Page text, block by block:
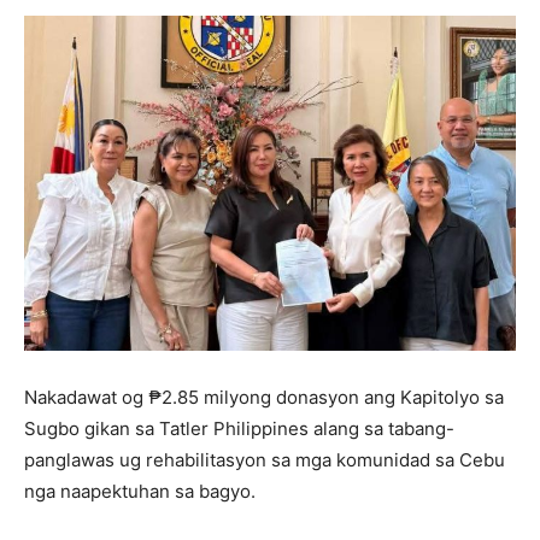
Nakada­wat og ₱2.85 milyong donasyon ang Kapitolyo sa
Sugbo gikan sa Tatler Philippines alang sa tabang-
panglawas ug rehabilitasyon sa mga komunidad sa Cebu
nga naapektuhan sa bagyo.